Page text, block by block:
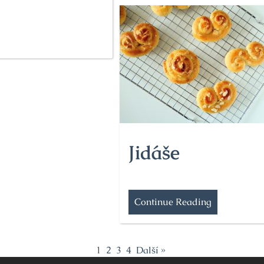
Jidáše
Continue Reading
1 2 3 4 Další »